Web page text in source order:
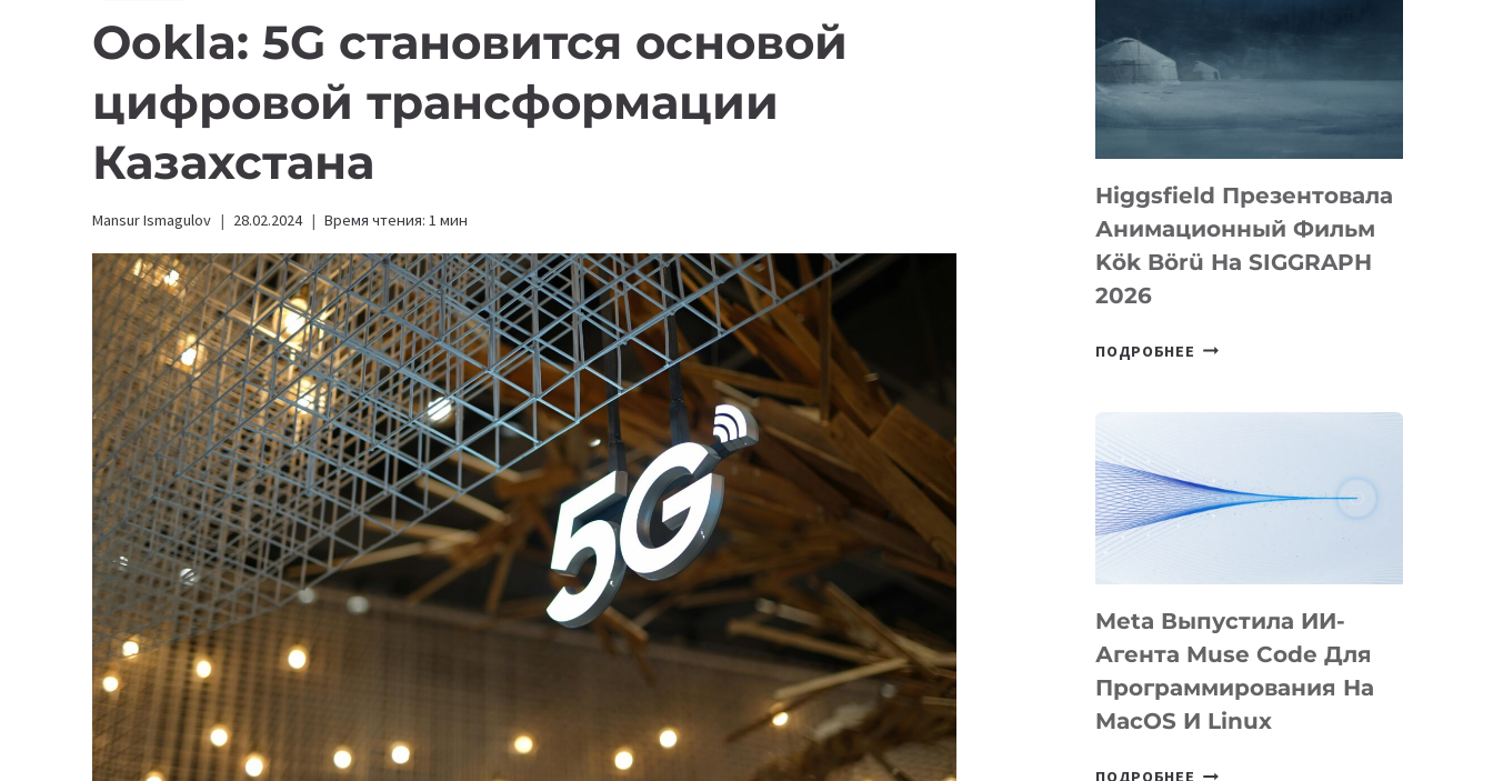
Ookla: 5G становится основой
цифровой трансформации
Казахстана
Mansur Ismagulov 28.02.2024 Время чтения: 1 мин
Higgsfield Презентовала
Анимационный Фильм
Kök Börü На SIGGRAPH
2026
ПОДРОБНЕЕ HIGGSFIELD
BÖRÜ
НА
Meta Выпустила ИИ-
Агента Muse Code Для
Программирования На
MacOS И Linux
META